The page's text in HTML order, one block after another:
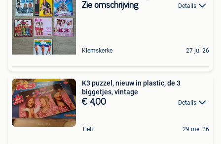
Zie omschrijving Details
Klemskerke 27 jul 26
K3 puzzel, nieuw in plastic, de 3
biggetjes, vintage
€ 4,00 Details
Tielt 29 mei 26